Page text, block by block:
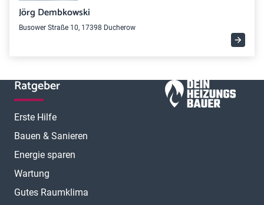
Jörg Dembkowski
Busower Straße 10, 17398 Ducherow
Ratgeber
Erste Hilfe
Bauen & Sanieren
Energie sparen
Wartung
Gutes Raumklima